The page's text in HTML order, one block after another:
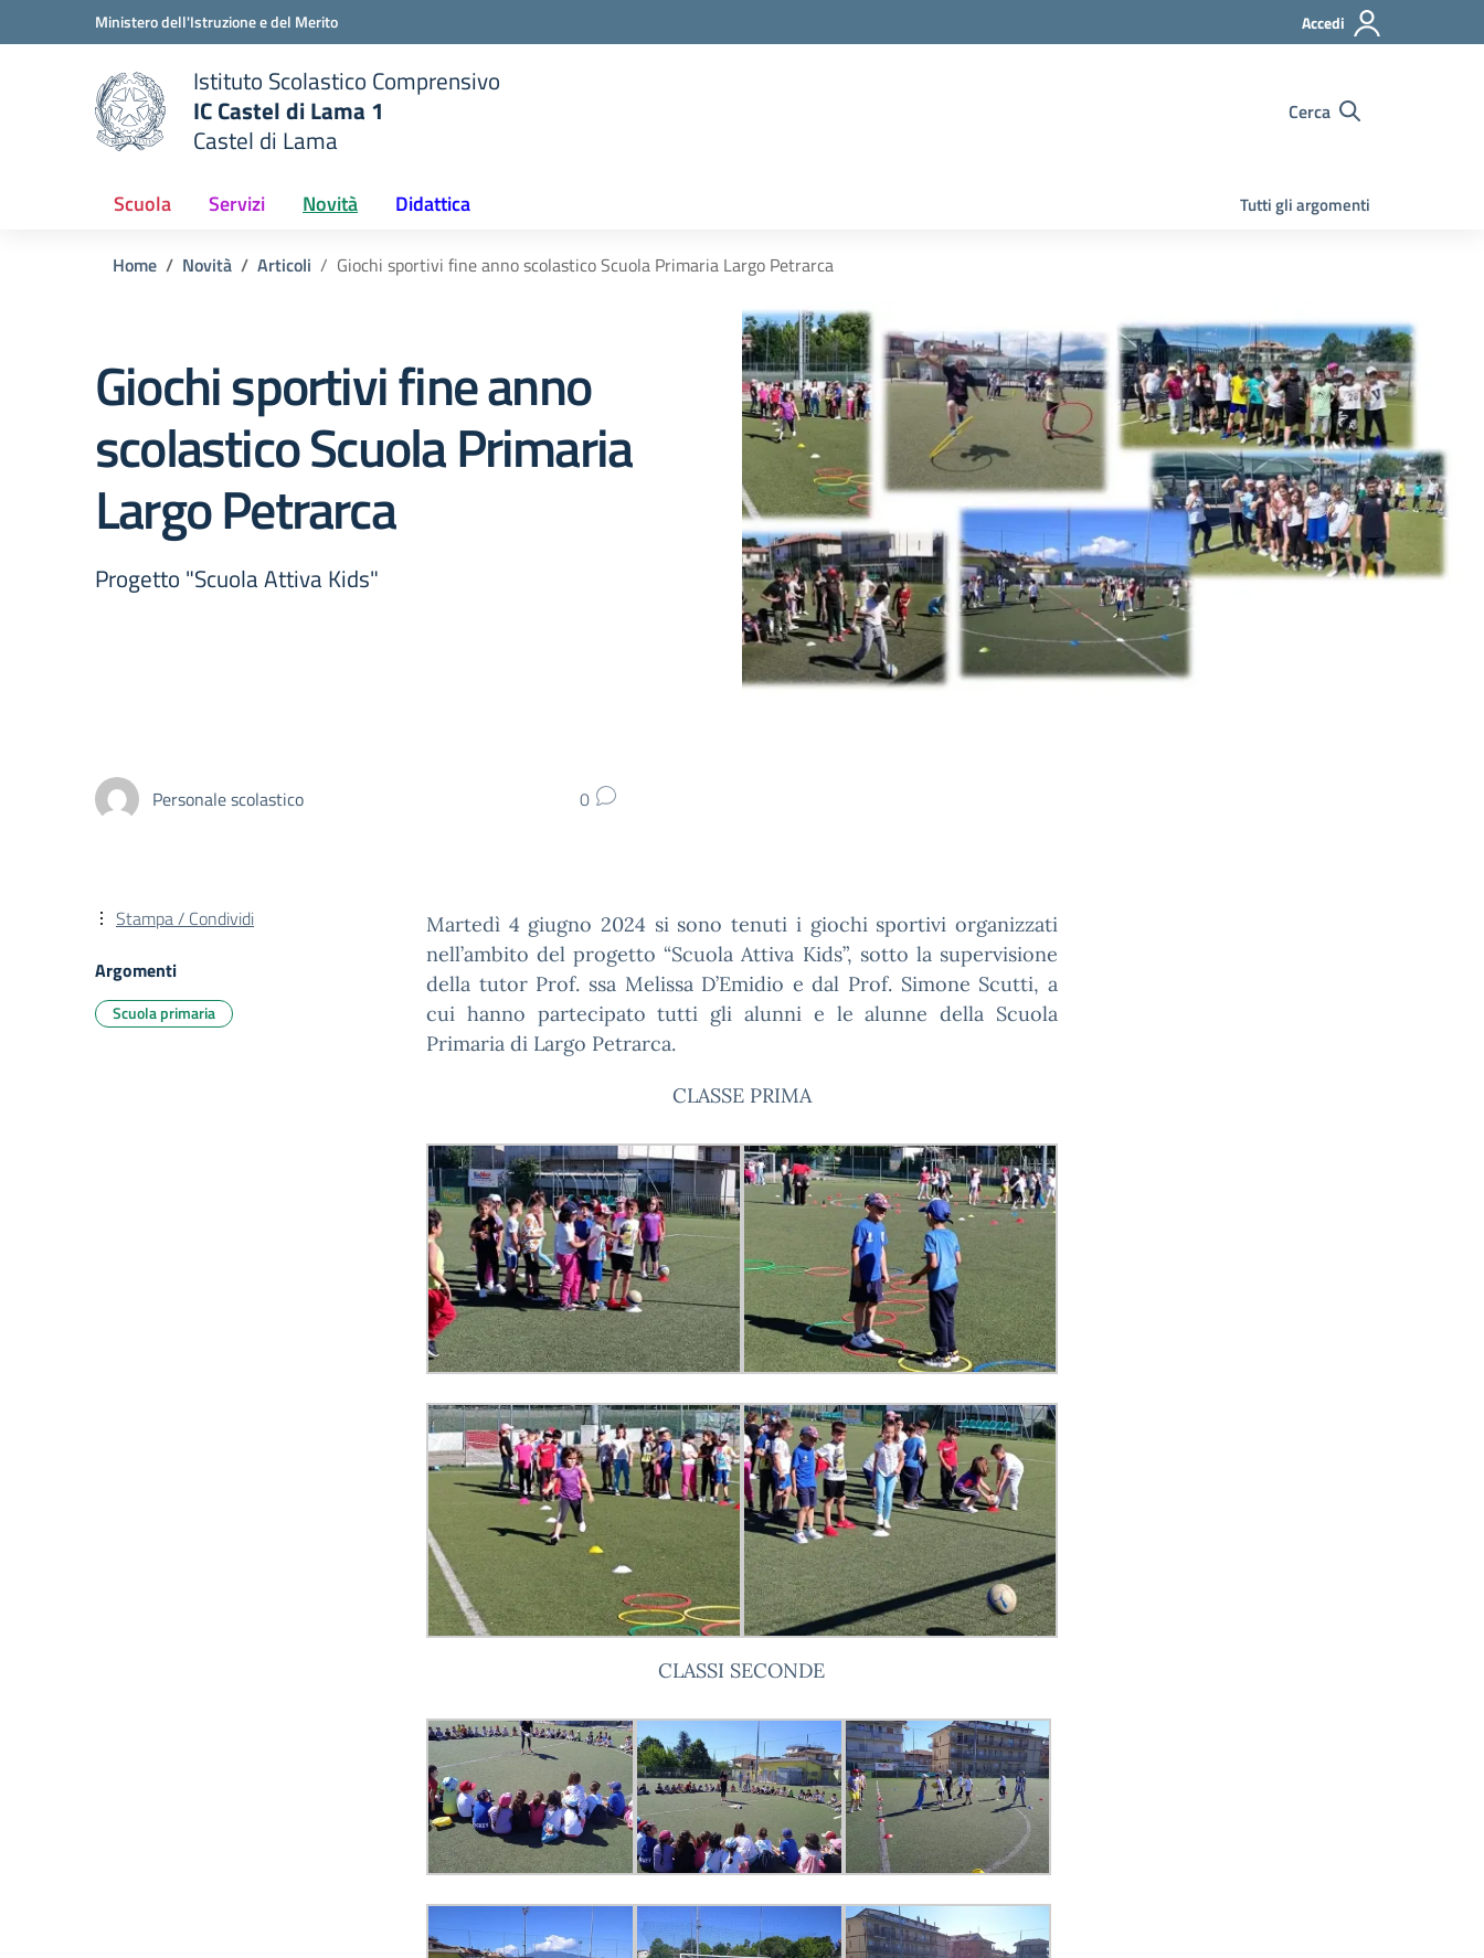
Vai ai contenuti
Vai al menu di navigazioneMinistero dell'Istruzione e del Merito Accedi
scuola
Istituto Scolastico Comprensivo
IC Castel di Lama 1
Castel di Lama
Cerca
Scuola Servizi Novità Didattica Tutti gli argomenti
Home Novità Articoli Giochi sportivi fine anno scolastico Scuola Primaria Largo Petrarca
Giochi sportivi fine anno
scolastico Scuola Primaria
Largo Petrarca
Progetto "Scuola Attiva Kids"
Personale scolastico 0
Martedì 4 giugno 2024 si sono tenuti i giochi sportivi organizzati
nell’ambito del progetto “Scuola Attiva Kids”, sotto la supervisione
della tutor Prof. ssa Melissa D’Emidio e dal Prof. Simone Scutti, a
cui hanno partecipato tutti gli alunni e le alunne della Scuola
Primaria di Largo Petrarca.
CLASSE PRIMA
CLASSI SECONDE
Stampa / Condividi
Argomenti
Scuola primaria